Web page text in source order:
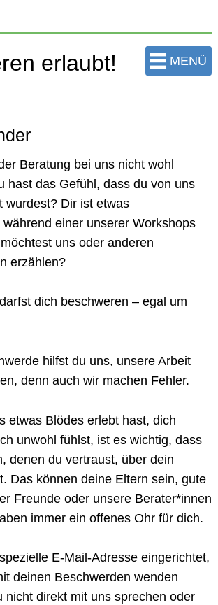
MENÜ
erlaubt!
Beratung bei uns nicht wohl
hast das Gefühl, dass du von uns
wurdest? Dir ist etwas
einer unserer Workshops
uns oder anderen
erzählen?
dich beschweren – egal um
hilfst du uns, unsere Arbeit
denn auch wir machen Fehler.
etwas Blödes erlebt hast, dich
unwohl fühlst, ist es wichtig, dass
denen du vertraust, über dein
Das können deine Eltern sein, gute
Freunde oder unsere Berater*innen
immer ein offenes Ohr für dich.
E-Mail-Adresse eingerichtet,
deinen Beschwerden wenden
nicht direkt mit uns sprechen oder